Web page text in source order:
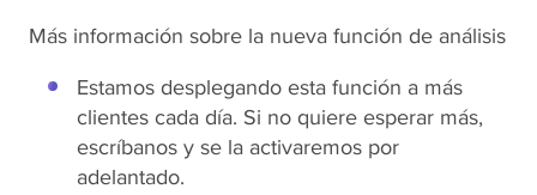
Más información sobre la nueva función de análisis
Estamos desplegando esta función a más
clientes cada día. Si no quiere esperar más,
escríbanos y se la activaremos por
adelantado.